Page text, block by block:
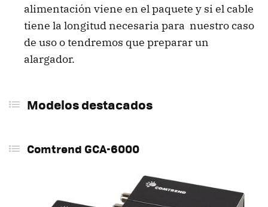
alimentación viene en el paquete y si el cable
tiene la longitud necesaria para nuestro caso
de uso o tendremos que preparar un
alargador.
Modelos destacados
Comtrend GCA-6000